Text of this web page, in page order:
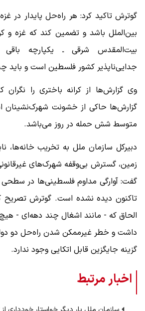
گوترش تاکید کرد: هر راه‌حل پایدار در
بین‌الملل باشد و تضمین کند که غزه و
بیت‌المقدس شرقی ـ یکپارچه
جدایی‌ناپذیر کشور فلسطین است و باید
وی گزارش‌ها از کرانه باختری را
گزارش‌ها حاکی از خشونت شهرک‌نشینان
متوسط شش حمله در روز می‌باشد.
دبیرکل سازمان ملل به تخریب خانه‌ها،
زمین، گسترش بی‌وقفه شهرک‌های
تاکنون دیده نشده است. گوترش تصریح
الحاق که - مانند اشغال چند دهه‌ای - هیچ
داشت و خطر غیرممکن شدن راه‌حل دو
گزینه جایگزین قابل اتکایی وجود ندارد.
اخبار مرتبط